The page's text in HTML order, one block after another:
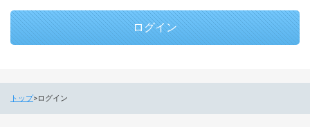
ログイン
トップ ログイン